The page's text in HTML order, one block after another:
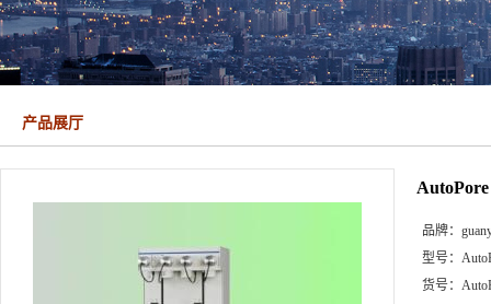
产品展厅
品牌：
型号：
货号：